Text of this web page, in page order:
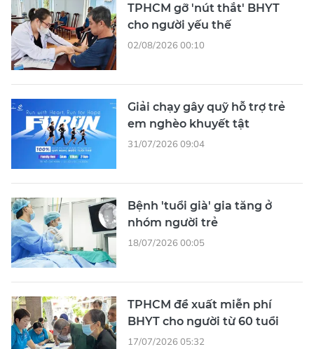
TPHCM gỡ 'nút thắt' BHYT
cho người yếu thế
02/08/2026 00:10
Giải chạy gây quỹ hỗ trợ trẻ
em nghèo khuyết tật
31/07/2026 09:04
Bệnh 'tuổi già' gia tăng ở
nhóm người trẻ
18/07/2026 00:05
TPHCM đề xuất miễn phí
BHYT cho người từ 60 tuổi
17/07/2026 05:32